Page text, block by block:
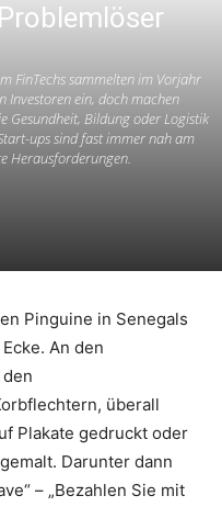
FinTechs sammelten im Vorjahr
ein, doch machen
Gesundheit, Bildung oder Logistik
ups sind fast immer nah am
Herausforderungen.
Pinguine in Senegals
An den
überall
Plakate gedruckt oder
Darunter dann
– „Bezahlen Sie mit